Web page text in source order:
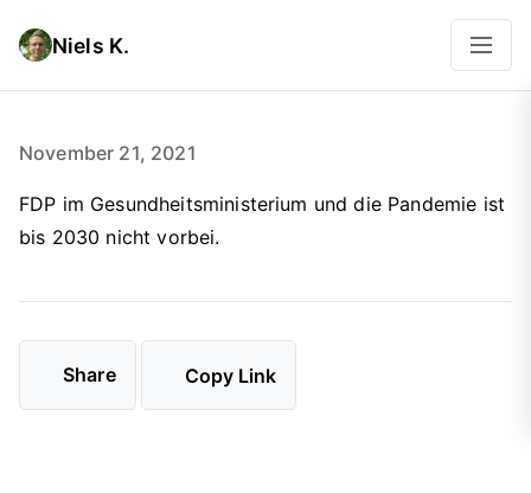
Niels K.
November 21, 2021
FDP im Gesundheitsministerium und die Pandemie ist
bis 2030 nicht vorbei.
Share Copy Link